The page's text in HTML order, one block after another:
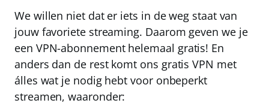
We willen niet dat er iets in de weg staat van
jouw favoriete streaming. Daarom geven we je
een VPN-abonnement helemaal gratis! En
anders dan de rest komt ons gratis VPN met
álles wat je nodig hebt voor onbeperkt
streamen, waaronder: